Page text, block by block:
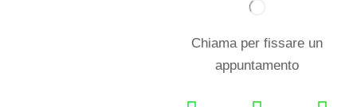
Chiama per fissare un
appuntamento